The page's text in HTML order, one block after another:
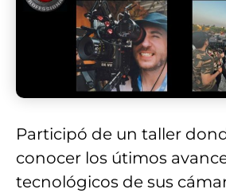
Participó de un taller
conocer los útimos
tecnológicos de sus